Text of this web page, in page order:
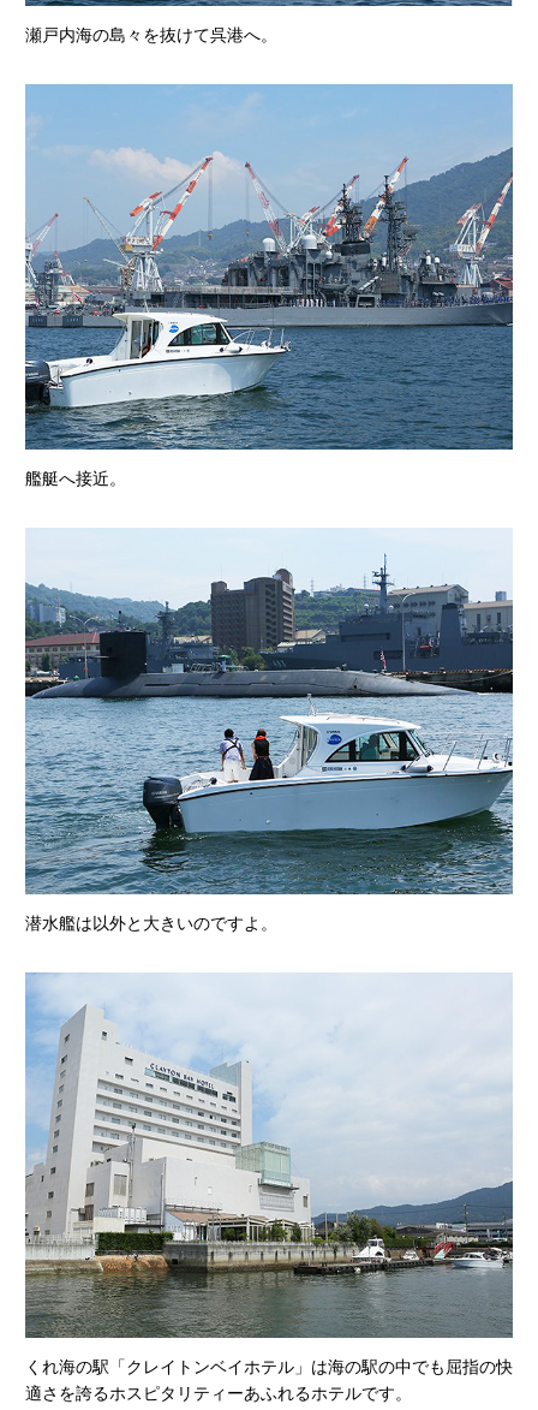
瀬戸内海の島々を抜けて呉港へ。
艦艇へ接近。
潜水艦は以外と大きいのですよ。
くれ海の駅「クレイトンベイホテル」は海の駅の中でも屈指の快
適さを誇るホスピタリティーあふれるホテルです。